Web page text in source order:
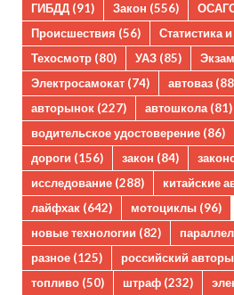
ГИБДД (91) Закон (556)
Происшествия (56) Статистика
Техосмотр (80) УАЗ (85)
Электросамокат (74) автоваз
авторынок (227) автошкола(81)
водительское удостоверение (86)
дороги (156) закон (84)
исследование (288) китайские
лайфхак (642) мотоциклы (96)
новые технологии (82)
разное (125) российский
топливо (50) штраф (232)